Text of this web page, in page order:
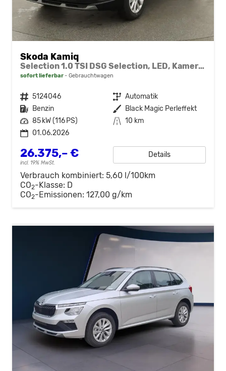
Skoda Kamiq
Selection 1.0 TSI DSG Selection, LED, Kamera, Winter, Ladeboden, 16-Zoll, 4.J-Garantie
sofort lieferbar Gebrauchtwagen
Fahrzeugnr. 5124046 Getriebe Automatik
Kraftstoff Benzin Außenfarbe Black Magic Perleffekt
Leistung 85 kW (116 PS) Kilometerstand 10 km
01.06.2026
26.375,– €
incl. 19% MwSt.
Details
Verbrauch kombiniert: 5,60 l/100km
CO2-Klasse: D
CO2-Emissionen: 127,00 g/km